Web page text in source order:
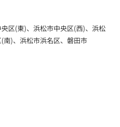
区(東)、浜松市中央区(西)、浜松
南)、浜松市浜名区、磐田市